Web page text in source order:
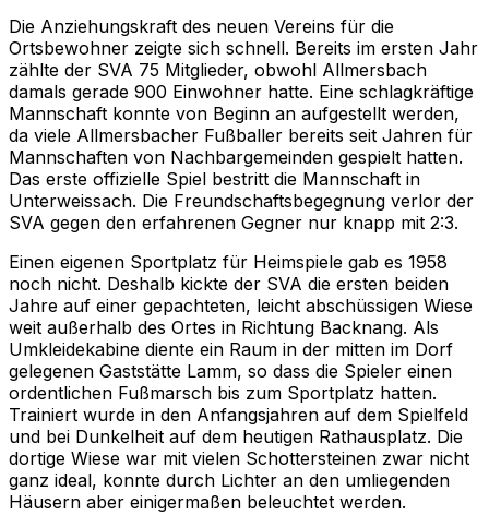
Die Anziehungskraft des neuen Vereins für die
Ortsbewohner zeigte sich schnell. Bereits im ersten Jahr
zählte der SVA 75 Mitglieder, obwohl Allmersbach
damals gerade 900 Einwohner hatte. Eine schlagkräftige
Mannschaft konnte von Beginn an aufgestellt werden,
da viele Allmersbacher Fußballer bereits seit Jahren für
Mannschaften von Nachbargemeinden gespielt hatten.
Das erste offizielle Spiel bestritt die Mannschaft in
Unterweissach. Die Freundschaftsbegegnung verlor der
SVA gegen den erfahrenen Gegner nur knapp mit 2:3.
Einen eigenen Sportplatz für Heimspiele gab es 1958
noch nicht. Deshalb kickte der SVA die ersten beiden
Jahre auf einer gepachteten, leicht abschüssigen Wiese
weit außerhalb des Ortes in Richtung Backnang. Als
Umkleidekabine diente ein Raum in der mitten im Dorf
gelegenen Gaststätte Lamm, so dass die Spieler einen
ordentlichen Fußmarsch bis zum Sportplatz hatten.
Trainiert wurde in den Anfangsjahren auf dem Spielfeld
und bei Dunkelheit auf dem heutigen Rathausplatz. Die
dortige Wiese war mit vielen Schottersteinen zwar nicht
ganz ideal, konnte durch Lichter an den umliegenden
Häusern aber einigermaßen beleuchtet werden.